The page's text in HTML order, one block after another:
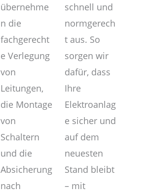
übernehme
n die
fachgerecht
e Verlegung
von
Leitungen,
die Montage
von
Schaltern
und die
Absicherung
nach
schnell und
normgerech
t aus. So
sorgen wir
dafür, dass
Ihre
Elektroanlag
e sicher und
auf dem
neuesten
Stand bleibt
– mit